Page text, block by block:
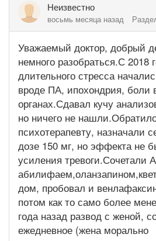
Неизвестно
восьмь месяца назад
Уважаемый доктор, добрый
немного разобраться.С 2018
длительного стресса
вроде ПА, ипохондрия, боли
органах.Сдавал кучу
но ничего не
психотерапевту, назначали
дозе 150 мг, но эффекта не
усиления тревоги.Сочетали
дом, пробовал и
потом как то само более
года назад развод с женой,
ежедневное (жена морально